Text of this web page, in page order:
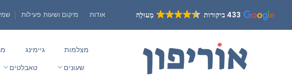
content
מְעוּלֶה 433 ביקורות אודות מיקום ושעות פעילות
מצלמות גיימינג
שעונים טאבלטים